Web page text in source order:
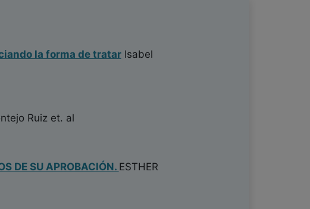
la forma de tratarIsabel
Ruizet. al
DE SU APROBACIÓN. ESTHER